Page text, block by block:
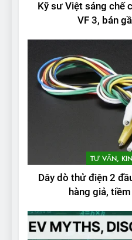
Kỹ sư Việt sáng chế
VF 3, bán
TƯ VẤN,
Dây dò thử điện 2
hàng giả,